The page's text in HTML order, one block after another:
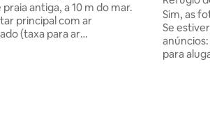
antiga, a 10 m do mar.
principal com ar
(taxa para ar
praia!
Sim, as
Se
para